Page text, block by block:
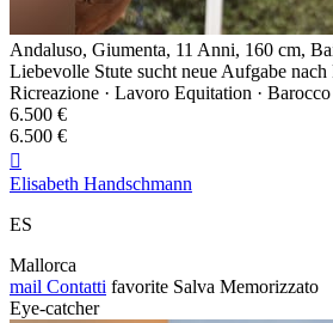
Andaluso, Giumenta, 11 Anni, 160 cm,
Liebevolle Stute sucht neue Aufgabe nach
Ricreazione · Lavoro Equitation ·
6.500 €
6.500 €

Elisabeth Handschmann
ES
Mallorca
mail Contatti favorite Salva Memorizzato
Eye-catcher